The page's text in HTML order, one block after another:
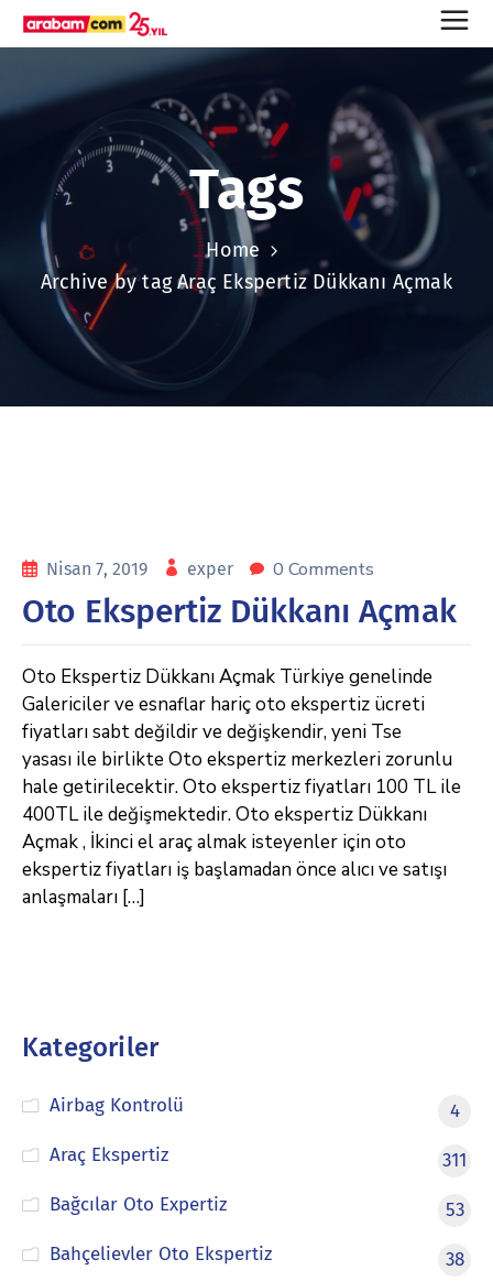
Tags
Home
Archive by tag Araç Ekspertiz Dükkanı Açmak
Nisan 7, 2019 exper 0 Comments
Oto Ekspertiz Dükkanı Açmak
Oto Ekspertiz Dükkanı Açmak Türkiye genelinde
Galericiler ve esnaflar hariç oto ekspertiz ücreti
fiyatları sabt değildir ve değişkendir, yeni Tse
yasası ile birlikte Oto ekspertiz merkezleri zorunlu
hale getirilecektir. Oto ekspertiz fiyatları 100 TL ile
400TL ile değişmektedir. Oto ekspertiz Dükkanı
Açmak , İkinci el araç almak isteyenler için oto
ekspertiz fiyatları iş başlamadan önce alıcı ve satışı
anlaşmaları […]
Kategoriler
Airbag Kontrolü
4
Araç Ekspertiz
311
Bağcılar Oto Expertiz
53
Bahçelievler Oto Ekspertiz
38